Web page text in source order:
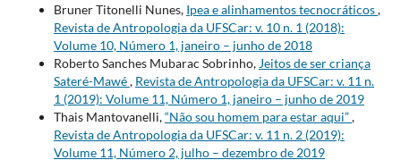
Bruner Titonelli Nunes, Ipea e alinhamentos tecnocráticos,
Revista de Antropologia da UFSCar: v. 10 n. 1 (2018):
Volume 10, Número 1, janeiro – junho de 2018
Roberto Sanches Mubarac Sobrinho, Jeitos de ser criança
Sateré-Mawé, Revista de Antropologia da UFSCar: v. 11 n.
1 (2019): Volume 11, Número 1, janeiro – junho de 2019
Thais Mantovanelli,“Não sou homem para estar aqui”,
Revista de Antropologia da UFSCar: v. 11 n. 2 (2019):
Volume 11, Número 2, julho – dezembro de 2019